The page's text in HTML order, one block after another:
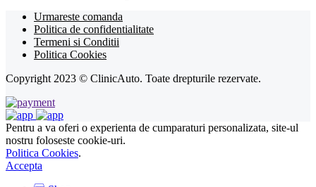
Urmareste comanda
Politica de confidentialitate
Termeni si Conditii
Politica Cookies
Copyright 2023 © ClinicAuto. Toate drepturile rezervate.
Pentru a va oferi o experienta de cumparaturi personalizata, site-ul
nostru foloseste cookie-uri.
Politica Cookies.
Accepta